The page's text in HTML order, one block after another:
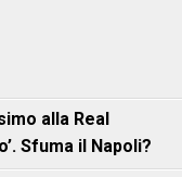
alla Real
Sfuma il Napoli?